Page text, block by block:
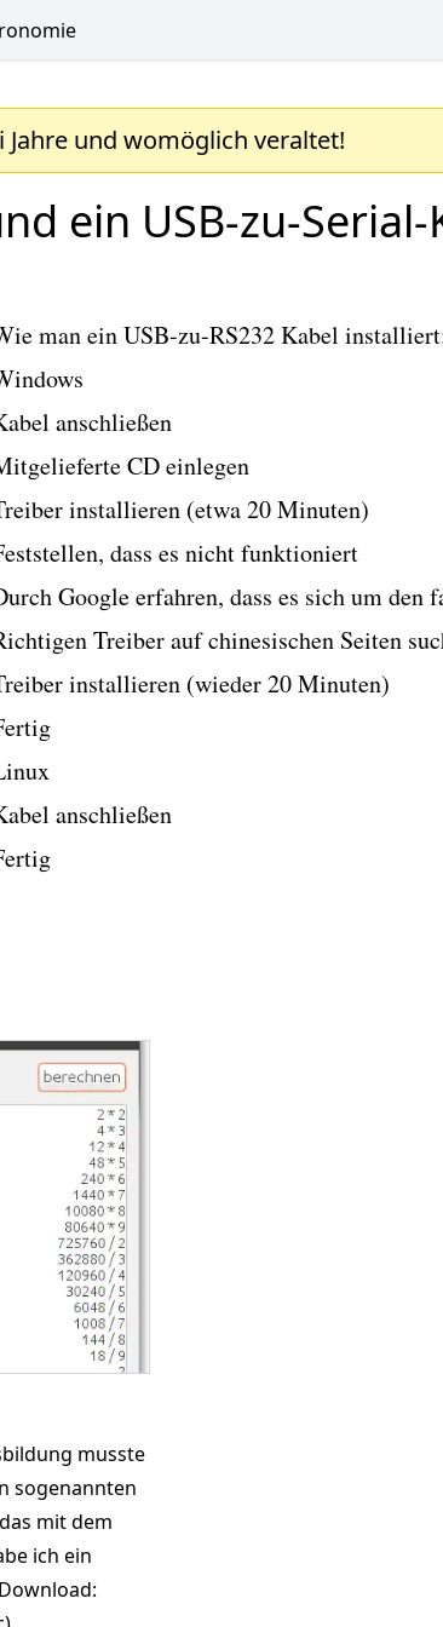
und womöglich veraltet!
ein USB-zu-Serial-
man ein USB-zu-RS232 Kabel
anschließen
CD einlegen
installieren (etwa 20 Minuten)
dass es nicht funktioniert
Google erfahren, dass es sich um den
Treiber auf chinesischen Seiten
installieren (wieder 20 Minuten)
anschließen
musste
sogenannten
mit dem
ich ein